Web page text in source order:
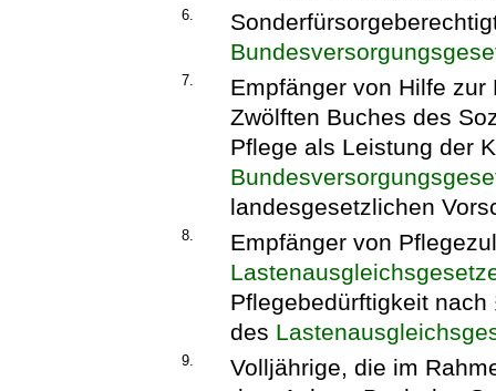
6.
7.
Empfänger von Hilfe
Zwölften Buches des
Pflege als Leistung der
landesgesetzlichen
8.
Empfänger von
Pflegebedürftigkeit
des
9.
Volljährige, die im